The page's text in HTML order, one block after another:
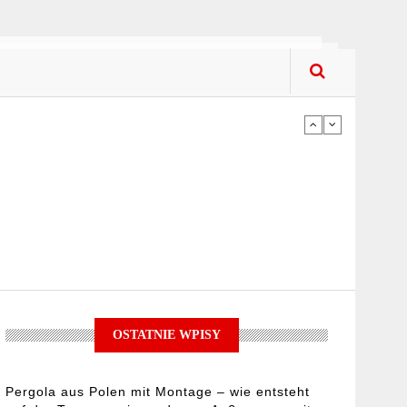
jej potencjał?
OSTATNIE WPISY
Pergola aus Polen mit Montage – wie entsteht